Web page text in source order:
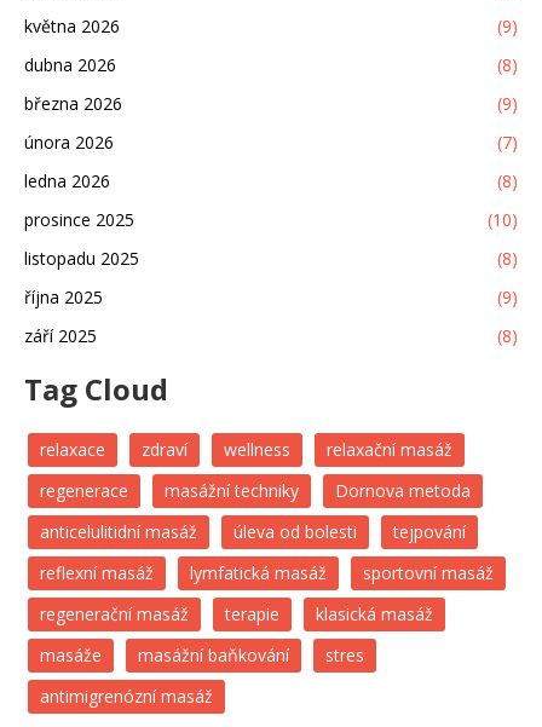
května 2026
(9)
dubna 2026
(8)
března 2026
(9)
února 2026
(7)
ledna 2026
(8)
prosince 2025
(10)
listopadu 2025
(8)
října 2025
(9)
září 2025
(8)
Tag Cloud
relaxace zdraví wellness
relaxační masáž
regenerace
masážní techniky
Dornova metoda
anticelulitidní masáž
úleva od bolesti
tejpování
reflexní masáž
lymfatická masáž
sportovní masáž
regenerační masáž
terapie
klasická masáž
masáže
masážní baňkování
stres
antimigrenózní masáž